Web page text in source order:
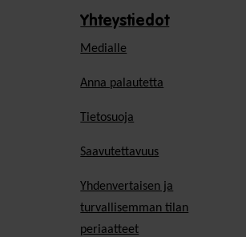
Yhteystiedot
Medialle
Anna palautetta
Tietosuoja
Saavutettavuus
Yhdenvertaisen ja
turvallisemman tilan
periaatteet